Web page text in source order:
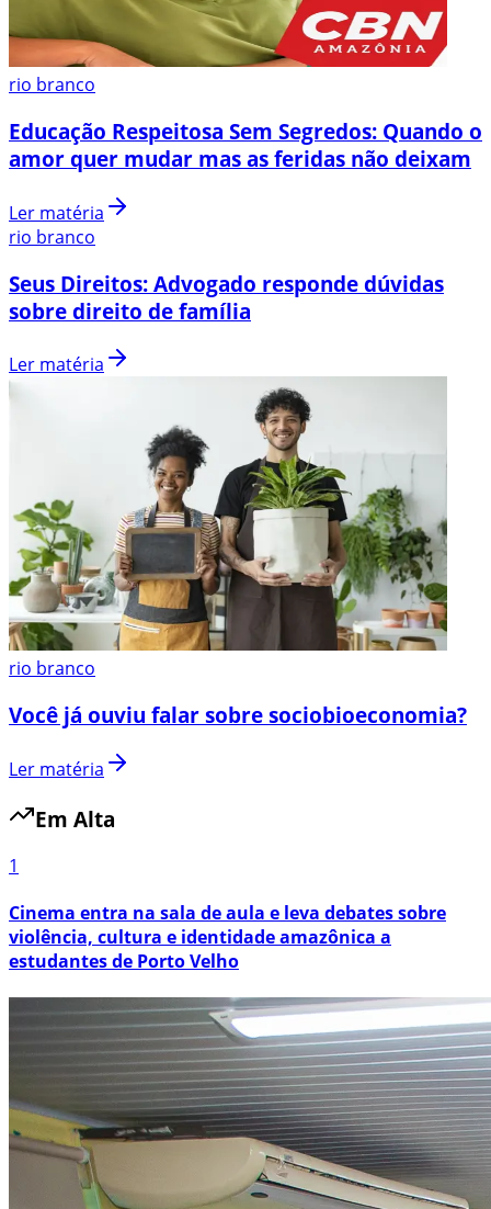
rio branco
Educação Respeitosa Sem Segredos: Quando o
amor quer mudar mas as feridas não deixam
Ler matéria
rio branco
Seus Direitos: Advogado responde dúvidas
sobre direito de família
Ler matéria
rio branco
Você já ouviu falar sobre sociobioeconomia?
Ler matéria
Em Alta
1
Cinema entra na sala de aula e leva debates sobre
violência, cultura e identidade amazônica a
estudantes de Porto Velho